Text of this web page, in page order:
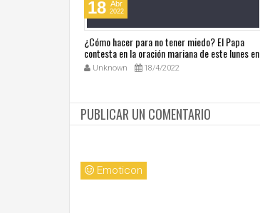
18 Abr
2022
¿Cómo hacer para no tener miedo? El Papa
contesta en la oración mariana de este lunes en
la Plaza de San Pedro
Unknown 18/4/2022
PUBLICAR UN COMENTARIO
Emoticon